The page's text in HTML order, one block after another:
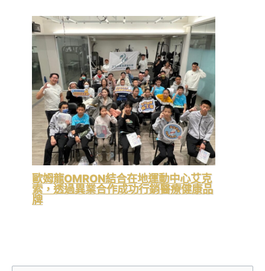
歐姆龍OMRON結合在地運動中心艾克
索，透過異業合作成功行銷醫療健康品
牌